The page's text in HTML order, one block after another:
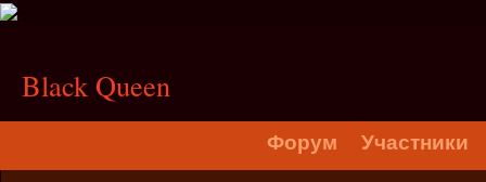
Black Queen
Форум Участники